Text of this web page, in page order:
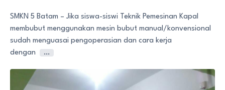
SMKN 5 Batam – Jika siswa-siswi Teknik Pemesinan Kapal
membubut menggunakan mesin bubut manual/konvensional
sudah menguasai pengoperasian dan cara kerja
dengan
…